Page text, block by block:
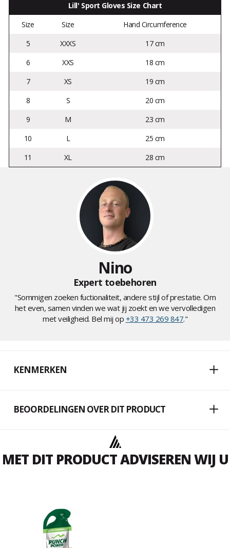
Lill' Sport Gloves Size Chart
Size
Size
Hand Circumference
5
XXXS
17 cm
6
XXS
18 cm
7
XS
19 cm
8
S
20 cm
9
M
23 cm
10
L
25 cm
11
XL 28 cm
Nino
Expert toebehoren
"Sommigen zoeken fuctionaliteit, andere stijl of prestatie. Om
het even, samen vinden we wat jij zoekt en we vervolledigen
met veiligheid. Bel mij op +33 473 269 847."
KENMERKEN
BEOORDELINGEN OVER DIT PRODUCT
MET DIT PRODUCT ADVISEREN WIJ U